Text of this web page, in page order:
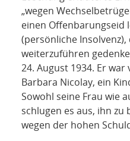
„wegen
einen Offenbarungseid
(persönliche
weiterzuführen
24. August 1934. Er
Barbara Nicolay, ein
Sowohl seine Frau wie
schlugen es aus, ihn
wegen der hohen